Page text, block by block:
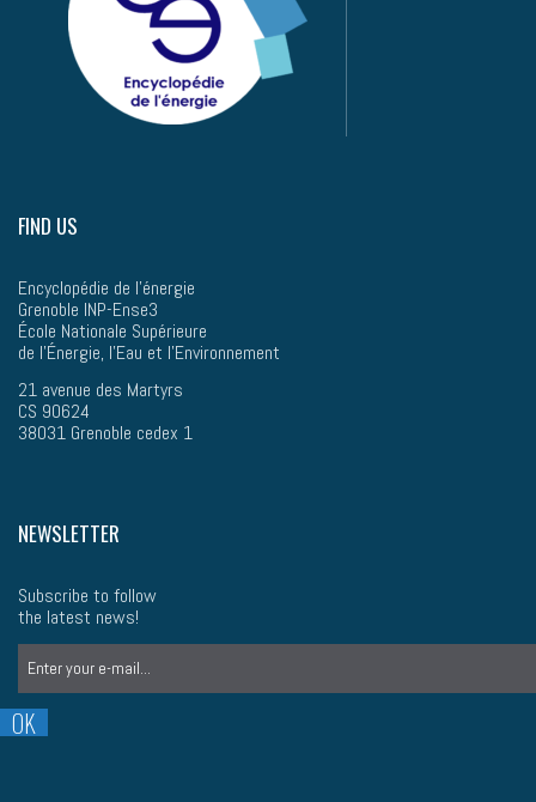
FIND US
Encyclopédie de l'énergie
Grenoble INP-Ense3
École Nationale Supérieure
de l’Énergie, l'Eau et l'Environnement
21 avenue des Martyrs
CS 90624
38031 Grenoble cedex 1
NEWSLETTER
Subscribe to follow
the latest news!